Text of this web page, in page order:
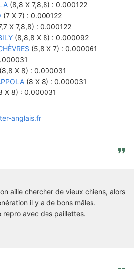
(8,8 X 7,8,8) : 0.000122
(7 X 7) : 0.000122
X 7,8,8) : 0.000122
(8,8,8 X 8) : 0.000092
(5,8 X 7) : 0.000061
(8,8 X 8) : 0.000031
(8 X 8) : 0.000031
X 8) : 0.000031
anglais.fr
aille chercher de vieux chiens, alors
il y a de bons mâles.
repro avec des paillettes.